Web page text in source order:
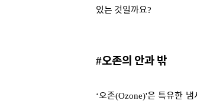
있는 것일까요?
#오존의 안과 밖
‘오존(Ozone)'은 특유한 냄